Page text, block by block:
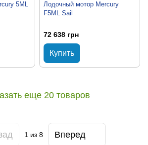
5ML
Лодочный мотор Mercury
F5ML Sail
72 638 грн
Купить
еще 20 товаров
1 из 8 Вперед